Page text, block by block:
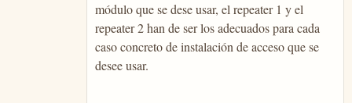
módulo que se dese usar, el repeater 1 y el
repeater 2 han de ser los adecuados para cada
caso concreto de instalación de acceso que se
desee usar.